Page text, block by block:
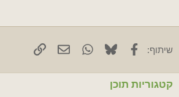
שיתוף: Facebook
Bluesky
WhatsApp
דוא"ל קישור
קטגוריות תוכן